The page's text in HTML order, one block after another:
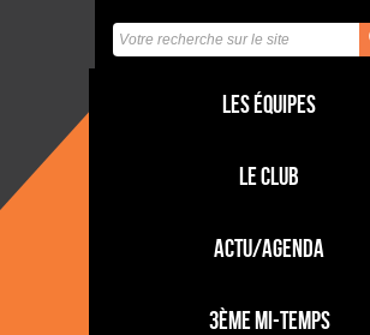
Les équipes
Le club
Actu/Agenda
3ème mi-temps